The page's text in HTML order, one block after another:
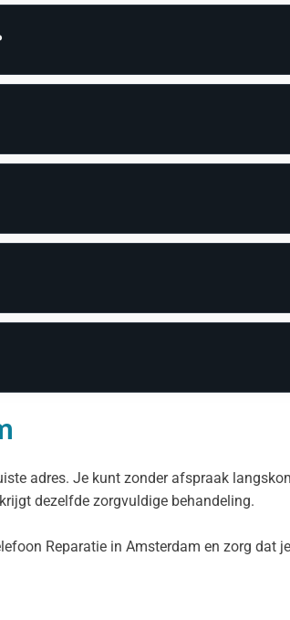
adres. Je kunt zonder afspraak
dezelfde zorgvuldige behandeling.
Reparatie in Amsterdam en zorg dat